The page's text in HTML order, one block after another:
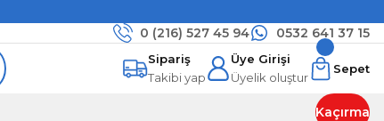
0 (216) 527 45 94 0532 641 37 15
Sipariş
Takibi yap
Üye Girişi
Üyelik oluştur
Sepet
Kaçırma